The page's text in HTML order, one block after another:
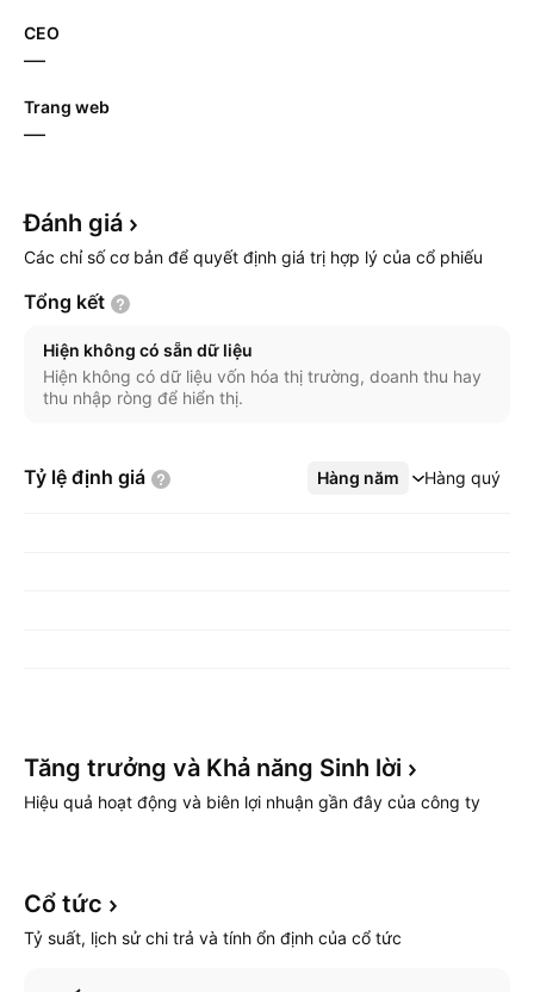
CEO
—
Trang web
—
Đánh giá
Các chỉ số cơ bản để quyết định giá trị hợp lý của cổ phiếu
Tổng kết
Hiện không có sẵn dữ liệu
Hiện không có dữ liệu vốn hóa thị trường, doanh thu hay
thu nhập ròng để hiển thị.
Tỷ lệ định giá Hàng năm Hàng quý
Xem thêm
Tăng trưởng và Khả năng Sinh lời
Hiệu quả hoạt động và biên lợi nhuận gần đây của công ty
Cổ tức
Tỷ suất, lịch sử chi trả và tính ổn định của cổ tức